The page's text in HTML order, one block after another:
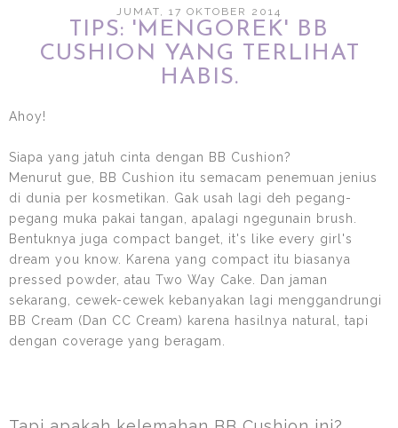
JUMAT, 17 OKTOBER 2014
TIPS: 'MENGOREK' BB
CUSHION YANG TERLIHAT
HABIS.
Ahoy!
Siapa yang jatuh cinta dengan BB Cushion?
Menurut gue, BB Cushion itu semacam penemuan jenius
di dunia per kosmetikan. Gak usah lagi deh pegang-
pegang muka pakai tangan, apalagi ngegunain brush.
Bentuknya juga compact banget, it's like every girl's
dream you know. Karena yang compact itu biasanya
pressed powder, atau Two Way Cake. Dan jaman
sekarang, cewek-cewek kebanyakan lagi menggandrungi
BB Cream (Dan CC Cream) karena hasilnya natural, tapi
dengan coverage yang beragam.